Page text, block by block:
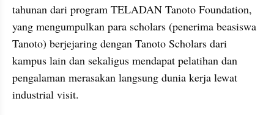
tahunan dari program TELADAN Tanoto Foundation,
yang mengumpulkan para scholars (penerima beasiswa
Tanoto) berjejaring dengan Tanoto Scholars dari
kampus lain dan sekaligus mendapat pelatihan dan
pengalaman merasakan langsung dunia kerja lewat
industrial visit.